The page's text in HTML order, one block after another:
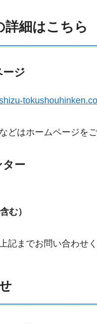
詳細はこちら
ージ
どはホームページをご
ター
む）
記までお問い合わせく